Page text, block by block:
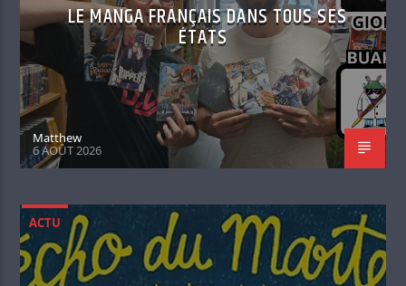
LE MANGA FRANÇAIS DANS TOUS SES
ÉTATS
Matthew
6 AOÛT 2026
ACTU